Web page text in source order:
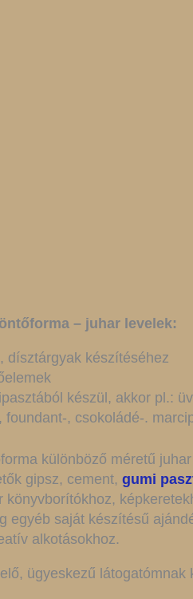
– juhar levelek:
dísztárgyak készítéséhez
készül, akkor pl.:
, csokoládé-.
különböző méretű
gipsz, cement, gumi
könyvborítókhoz,
egyéb saját készítésű
alkotásokhoz.
ügyeskezű látogatómnak